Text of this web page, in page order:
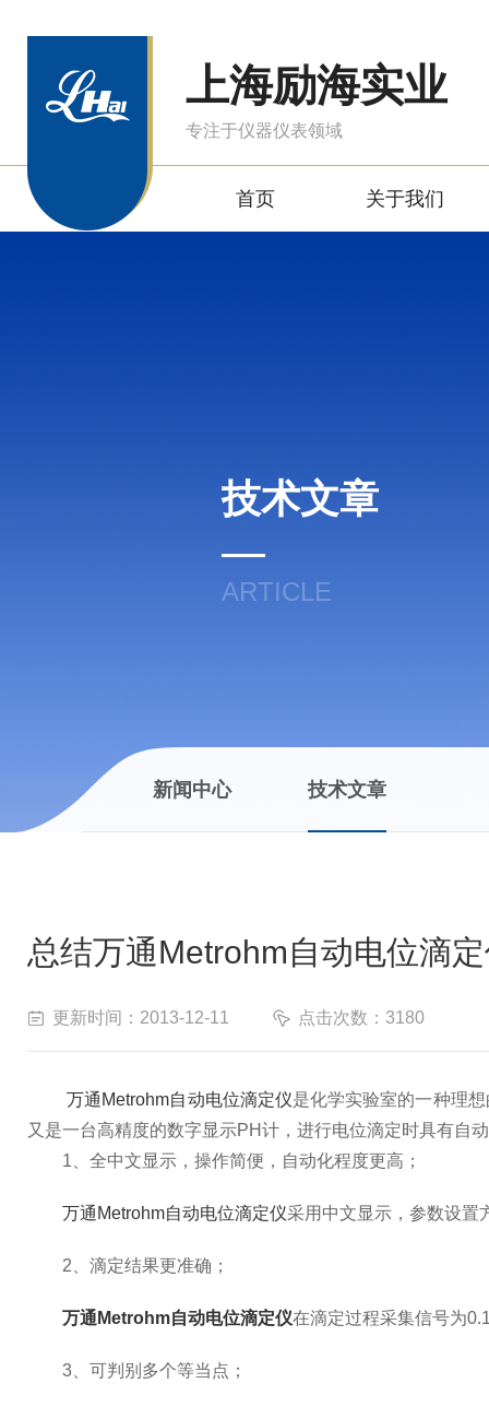
上海励海实业
专注于仪器仪表领域
首页 关于我们
技术文章
ARTICLE
新闻中心 技术文章
总结万通Metrohm自动电位滴
更新时间：2013-12-11 点击次数：3180
万通Metrohm自动电位滴定仪是化学实验室的一种理
又是一台高精度的数字显示PH计，进行电位滴定时具有自
1、全中文显示，操作简便，自动化程度更高；
万通Metrohm自动电位滴定仪采用中文显示，参数设置
2、滴定结果更准确；
万通Metrohm自动电位滴定仪在滴定过程采集信号为
3、可判别多个等当点；